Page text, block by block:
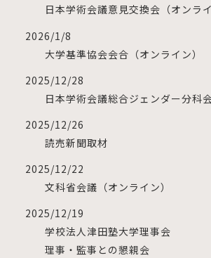
日本学術会議意見交換会（オンライ
2026/1/8
大学基準協会会合（オンライン）
2025/12/28
日本学術会議総合ジェンダー分科
2025/12/26
読売新聞取材
2025/12/22
⽂科省会議（オンライン）
2025/12/19
学校法人津田塾大学理事会
理事・監事との懇親会